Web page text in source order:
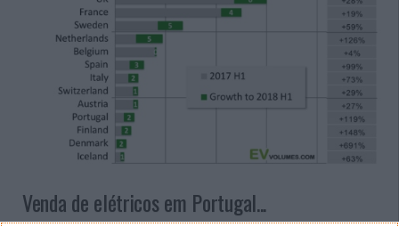
Venda de elétricos em Portugal...